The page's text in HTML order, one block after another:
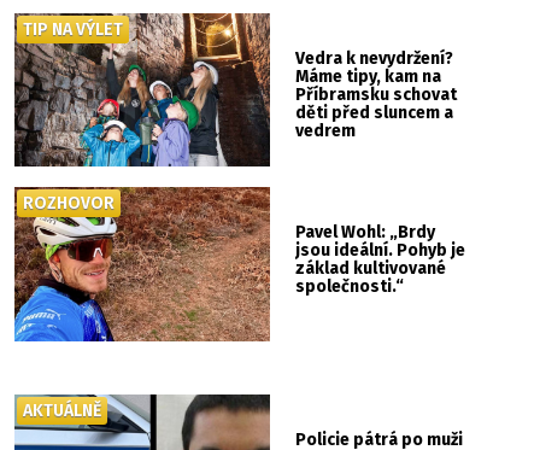
Vedra k nevydržení?
Máme tipy, kam na
Příbramsku schovat
děti před sluncem a
vedrem
TIP NA VÝLET
Pavel Wohl: „Brdy
jsou ideální. Pohyb je
základ kultivované
společnosti.“
ROZHOVOR
Policie pátrá po muži
AKTUÁLNĚ